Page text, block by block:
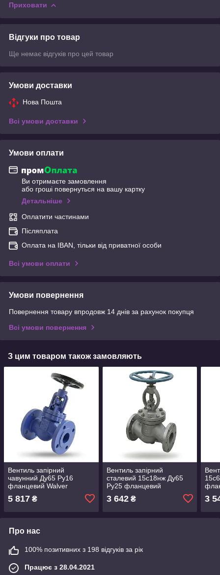
Приховати
Відгуки про товар
Ще немає відгуків про цей товар
Умови доставки
Нова Пошта
Всі умови доставки
Умови оплати
Ви отримаєте замовлення
або гроші повернуться на вашу картку
Детальніше
Оплатити частинами
Післяплата
Оплата на IBAN, тільки від приватної особи
Всі умови оплати
Умови повернення
Повернення товару впродовж 14 днів за рахунок покупця
Всі умови повернення
З цим товаром також замовляють
Вентиль запірний
чавунний Ду65 Ру16
фланцевий Walver
5 817 ₴
Вентиль запірний
сталевий 15с18нж Ду65
Ру25 фланцевий
3 642₴ 3
Про нас
100% позитивних з 198 відгуків за рік
Працює з 28.04.2021